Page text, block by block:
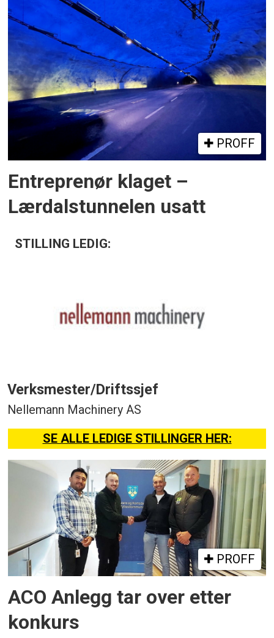
PROFF
Entreprenør klaget –
Lærdalstunnelen usatt
STILLING LEDIG:
Verksmester/Driftssjef
Nellemann Machinery AS
SE ALLE LEDIGE STILLINGER HER:
PROFF
ACO Anlegg tar over etter
konkurs